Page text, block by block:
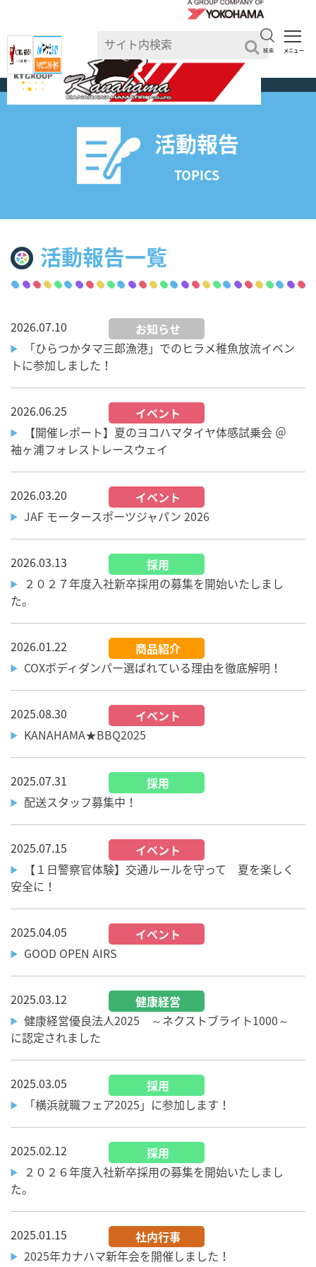
メニュー
検索
TOP>活動報告一覧
活動報告
TOPICS
活動報告一覧
2026.07.10
お知らせ
「ひらつかタマ三郎漁港」でのヒラメ稚魚放流イベン
トに参加しました！
2026.06.25
イベント
【開催レポート】夏のヨコハマタイヤ体感試乗会 ＠
袖ヶ浦フォレストレースウェイ
2026.03.20
イベント
JAF モータースポーツジャパン 2026
2026.03.13
採用
２０２７年度入社新卒採用の募集を開始いたしまし
た。
2026.01.22
商品紹介
COXボディダンパー選ばれている理由を徹底解明！
2025.08.30
イベント
KANAHAMA★BBQ2025
2025.07.31
採用
配送スタッフ募集中！
2025.07.15
イベント
【１日警察官体験】交通ルールを守って 夏を楽しく
安全に！
2025.04.05
イベント
GOOD OPEN AIRS
2025.03.12
健康経営
健康経営優良法人2025 ～ネクストブライト1000～
に認定されました
2025.03.05
採用
「横浜就職フェア2025」に参加します！
2025.02.12
採用
２０２６年度入社新卒採用の募集を開始いたしまし
た。
2025.01.15
社内行事
2025年カナハマ新年会を開催しました！